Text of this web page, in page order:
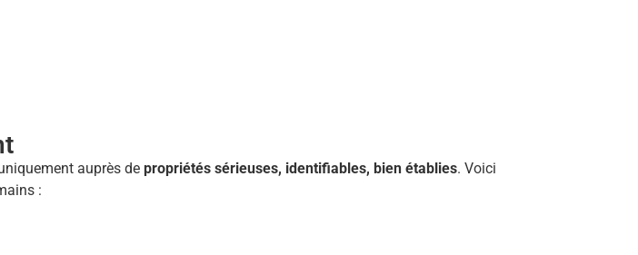
auprès de propriétés sérieuses, identifiables, bien établies. Voici
: